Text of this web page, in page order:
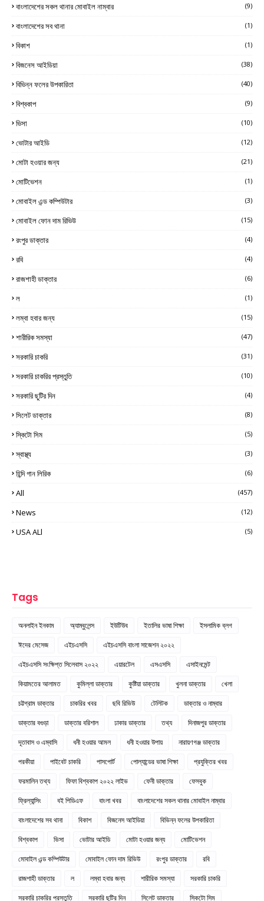
বাংলাদেশের সকল থানার মোবাইল নাম্বার (9)
বাংলাদেশের সব থানা (1)
বিকাশ (1)
বিজনেস আইডিয়া (38)
বিভিন্ন ফলের উপকারিতা (40)
বিশ্বকাপ (9)
ভিসা (10)
ভোটার আইডি (12)
মোটা হওয়ার জন্য (21)
মোটিভেশন (1)
মোবাইল এন্ড কম্পিউটার (3)
মোবাইল ফোন দাম রিভিউ (15)
রংপুর ডাক্তার (4)
রবি (4)
রাজশাহী ডাক্তার (6)
ল (1)
লম্বা হবার জন্য (15)
শারীরিক সমস্যা (47)
সরকারি চাকরি (31)
সরকারি চাকরির প্রস্তুতি (10)
সরকারি ছুটির দিন (4)
সিলেট ডাক্তার (8)
স্কিটো সিম (5)
স্বাস্থ্য (3)
হিন্দি গান লিরিক (6)
All (457)
News (12)
USA ALl (5)
Tags
অনলাইন ইনকাম অ্যাম্বুলেন্স ইউটিউব ইতালির ভাষা শিক্ষা
ইসলামিক ব্লগ
ঈদের মেসেজ
এইচএসসি
এইচএসসি বাংলা সাজেশন ২০২২
এইচএসসি সংক্ষিপ্ত সিলেবাস ২০২২
এয়ারটেল এসএসসি
এসাইনমেন্ট
কিয়ামতের আলামত
কুমিল্লা ডাক্তার কুষ্টিয়া ডাক্তার খুলনা ডাক্তার
খেলা
চট্টগ্রাম ডাক্তার
চাকরির খবর ছবি রিভিউ টেলিটক
ডাক্তার ও নাম্বার
ডাক্তার বগুড়া
ডাক্তার বরিশাল ঢাকার ডাক্তার তথ্য
দিনাজপুর ডাক্তার
দূতাবাস ও এম্বাসি
ধনী হওয়ার আমল ধনী হওয়ার উপায়
নারায়ণগঞ্জ ডাক্তার
পরকীয়া
পাইবেট চাকরি পাসপোর্ট পোল্যান্ডের ভাষা শিক্ষা
প্রযুক্তির খবর
ফরমালিন তথ্য
ফিফা বিশ্বকাপ ২০২২ লাইভ ফেনী ডাক্তার
ফেসবুক
ফ্রিল্যান্সিং
বই পিডিএফ বাংলা খবর
বাংলাদেশের সকল থানার মোবাইল নাম্বার
বাংলাদেশের সব থানা
বিকাশ বিজনেস আইডিয়া
বিভিন্ন ফলের উপকারিতা
বিশ্বকাপ
ভিসা ভোটার আইডি মোটা হওয়ার জন্য
মোটিভেশন
মোবাইল এন্ড কম্পিউটার
মোবাইল ফোন দাম রিভিউ রংপুর ডাক্তার
রবি
রাজশাহী ডাক্তার
ল লম্বা হবার জন্য শারীরিক সমস্যা
সরকারি চাকরি
সরকারি চাকরির প্রস্তুতি
সরকারি ছুটির দিন সিলেট ডাক্তার স্কিটো সিম